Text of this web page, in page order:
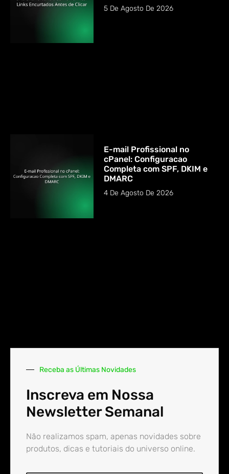
5 De Agosto De 2026
E-mail Profissional no
cPanel: Configuracao
Completa com SPF, DKIM e
DMARC
4 De Agosto De 2026
Receba as Últimas Novidades
Inscreva em Nossa
Newsletter Semanal
Não realizamos spam, apenas novidades sobre
produtos, dicas e tutoriais do universo online.